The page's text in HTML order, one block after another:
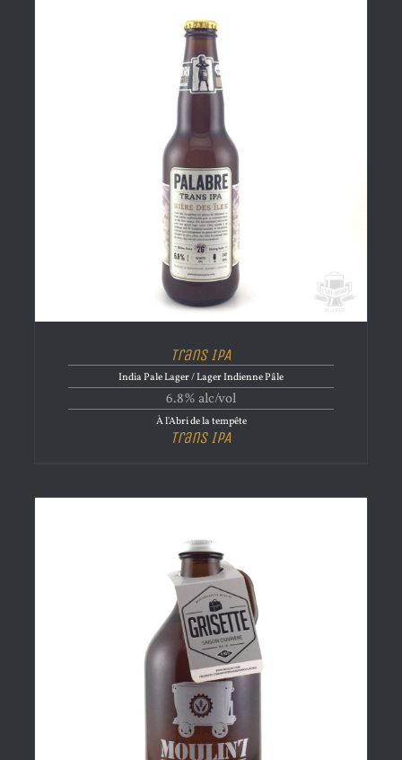
Trans IPA
India Pale Lager / Lager Indienne Pâle
6.8% alc/vol
À l'Abri de la tempête
Trans IPA